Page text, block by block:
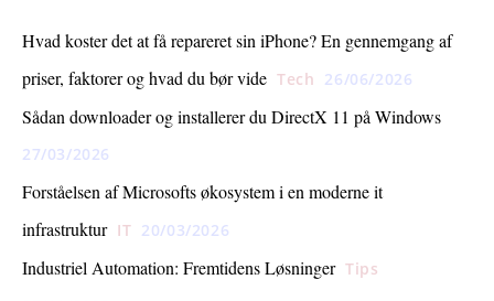
Hvad koster det at få repareret sin iPhone? En gennemgang af
priser, faktorer og hvad du bør vide Tech 26/06/2026
Sådan downloader og installerer du DirectX 11 på Windows
27/03/2026
Forståelsen af Microsofts økosystem i en moderne it
infrastruktur IT 20/03/2026
Industriel Automation: Fremtidens Løsninger Tips